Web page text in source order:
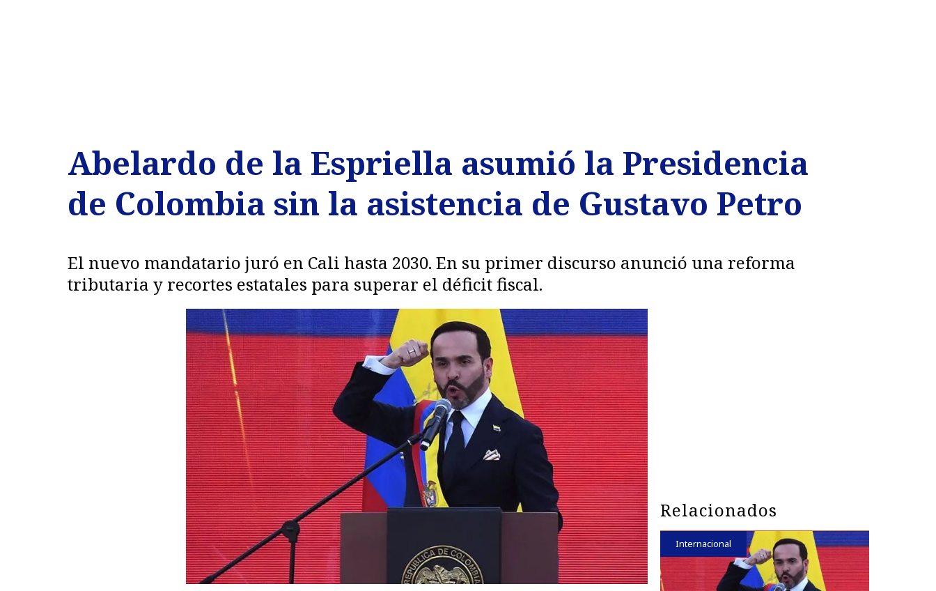
Abelardo de la Espriella asumió la Presidencia
de Colombia sin la asistencia de Gustavo Petro
El nuevo mandatario juró en Cali hasta 2030. En su primer discurso anunció una reforma
tributaria y recortes estatales para superar el déficit fiscal.
Relacionados
Internacional